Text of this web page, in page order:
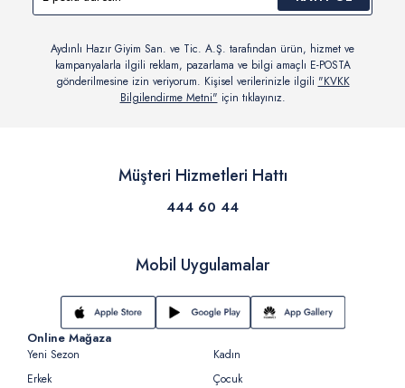
Aydınlı Hazır Giyim San. ve Tic. A.Ş. tarafından ürün, hizmet ve
kampanyalarla ilgili reklam, pazarlama ve bilgi amaçlı E-POSTA
gönderilmesine izin veriyorum. Kişisel verilerinizle ilgili "KVKK
Bilgilendirme Metni" için tıklayınız.
Müşteri Hizmetleri Hattı
444 60 44
Mobil Uygulamalar
Online Mağaza
Yeni Sezon
Kadın
Erkek
Çocuk